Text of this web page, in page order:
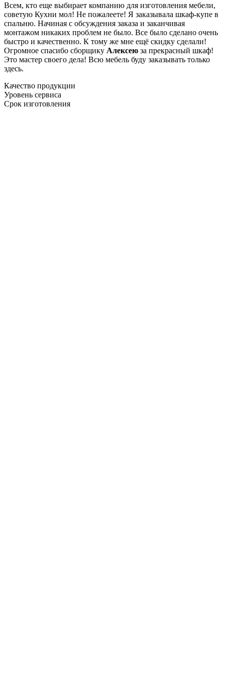
Всем, кто еще выбирает компанию для изготовления мебели,
советую Кухни мол! Не пожалеете! Я заказывала шкаф-купе в
спальню. Начиная с обсуждения заказа и заканчивая
монтажом никаких проблем не было. Все было сделано очень
быстро и качественно. К тому же мне ещё скидку сделали!
Огромное спасибо сборщику Алексею за прекрасный шкаф!
Это мастер своего дела! Всю мебель буду заказывать только
здесь.
Качество продукции
Уровень сервиса
Срок изготовления